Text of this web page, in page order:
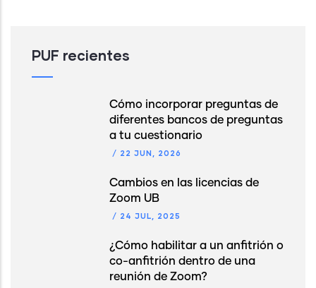
PUF recientes
Cómo incorporar preguntas de
diferentes bancos de preguntas
a tu cuestionario
/ 22 JUN, 2026
Cambios en las licencias de
Zoom UB
/ 24 JUL, 2025
¿Cómo habilitar a un anfitrión o
co-anfitrión dentro de una
reunión de Zoom?